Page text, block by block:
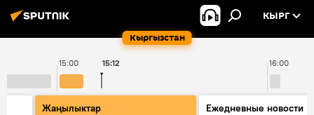
Кыргызстан
КЫРГ
15:00 16:00
15:12
Жаңылыктар
Ежедневные новости